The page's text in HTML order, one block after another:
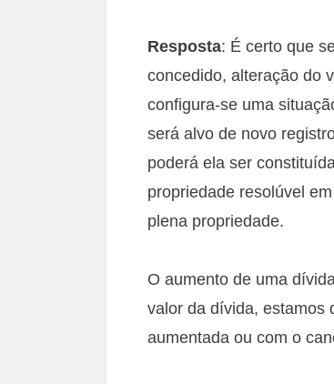
Resposta: É certo que
concedido, alteração do
configura-se uma
será alvo de novo
poderá ela ser
propriedade resolúvel
plena propriedade.
O aumento de uma
valor da dívida, estamos
aumentada ou com o